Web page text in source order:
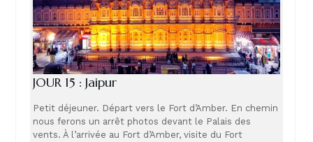
JOUR 15 : Jaipur
Petit déjeuner. Départ vers le Fort d’Amber. En chemin
nous ferons un arrêt photos devant le Palais des
vents. À l’arrivée au Fort d’Amber, visite du Fort